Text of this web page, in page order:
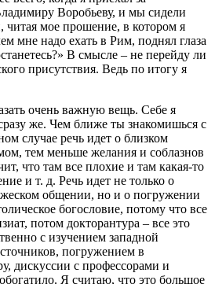
Воробьеву, и мы сидели
читая мое прошение, в котором я
мне надо ехать в Рим, поднял глаза
В смысле – не перейду ли
присутствия. Ведь по итогу я
очень важную вещь. Себе я
же. Чем ближе ты знакомишься с
случае речь идет о близком
тем меньше желания и соблазнов
что там все плохие и там какая-то
и т. д. Речь идет не только о
общении, но и о погружении
богословие, потому что все
потом докторантура – все это
с изучением западной
погружением в
дискуссии с профессорами и
Я считаю, что это большое